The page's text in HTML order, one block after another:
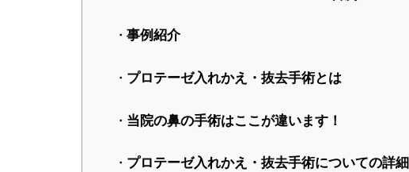
事例紹介
プロテーゼ入れかえ・抜去手術とは
当院の鼻の手術はここが違います！
プロテーゼ入れかえ・抜去手術についての詳細